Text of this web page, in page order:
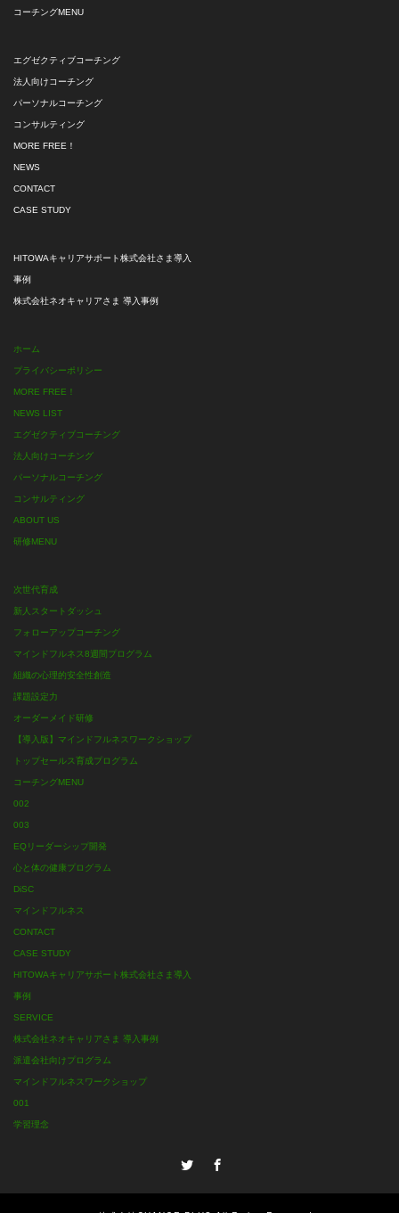
コーチングMENU
エグゼクティブコーチング
法人向けコーチング
パーソナルコーチング
コンサルティング
MORE FREE！
NEWS
CONTACT
CASE STUDY
HITOWAキャリアサポート株式会社さま導入
事例
株式会社ネオキャリアさま 導入事例
ホーム
プライバシーポリシー
MORE FREE！
NEWS LIST
エグゼクティブコーチング
法人向けコーチング
パーソナルコーチング
コンサルティング
ABOUT US
研修MENU
次世代育成
新人スタートダッシュ
フォローアップコーチング
マインドフルネス8週間プログラム
組織の心理的安全性創造
課題設定力
オーダーメイド研修
【導入版】マインドフルネスワークショップ
トップセールス育成プログラム
コーチングMENU
002
003
EQリーダーシップ開発
心と体の健康プログラム
DiSC
マインドフルネス
CONTACT
CASE STUDY
HITOWAキャリアサポート株式会社さま導入
事例
SERVICE
株式会社ネオキャリアさま 導入事例
派遣会社向けプログラム
マインドフルネスワークショップ
001
学習理念